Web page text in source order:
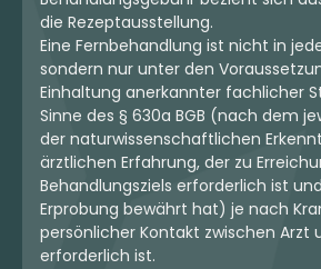
die Rezeptausstellung.
Eine Fernbehandlung ist nicht in
sondern nur unter den
Einhaltung anerkannter fachlicher
Sinne des § 630a BGB (nach dem
der naturwissenschaftlichen
ärztlichen Erfahrung, der zu
Behandlungsziels erforderlich ist
Erprobung bewährt hat) je nach
persönlicher Kontakt zwischen Arzt
erforderlich ist.